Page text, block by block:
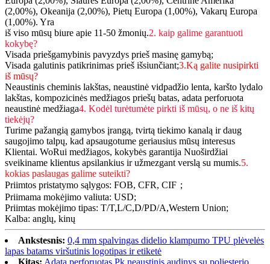
(2,00%), Okeanija (2,00%), Pietų Europa (1,00%), Vakarų Europa
(1,00%). Yra
iš viso mūsų biure apie 11-50 žmonių.2. kaip galime garantuoti
kokybę?
Visada priešgamybinis pavyzdys prieš masinę gamybą;
Visada galutinis patikrinimas prieš išsiunčiant;3.Ką galite nusipirkti
iš mūsų?
Neaustinis cheminis lakštas, neaustinė vidpadžio lenta, karšto lydalo
lakštas, kompozicinės medžiagos priešų batas, adata perforuota
neaustinė medžiaga4. Kodėl turėtumėte pirkti iš mūsų, o ne iš kitų
tiekėjų?
Turime pažangią gamybos įrangą, tvirtą tiekimo kanalą ir daug
saugojimo talpų, kad apsaugotume geriausius mūsų interesus
Klientai. WoRui medžiagos, kokybės garantija Nuoširdžiai
sveikiname klientus apsilankius ir užmezgant verslą su mumis.5.
kokias paslaugas galime suteikti?
Priimtos pristatymo sąlygos: FOB, CFR, CIF；
Priimama mokėjimo valiuta: USD;
Priimtas mokėjimo tipas: T/T,L/C,D/PD/A,Western Union;
Kalba: anglų, kinų
Ankstesnis: 0,4 mm spalvingas didelio klampumo TPU plėvelės
lapas batams viršutinis logotipas ir etiketė